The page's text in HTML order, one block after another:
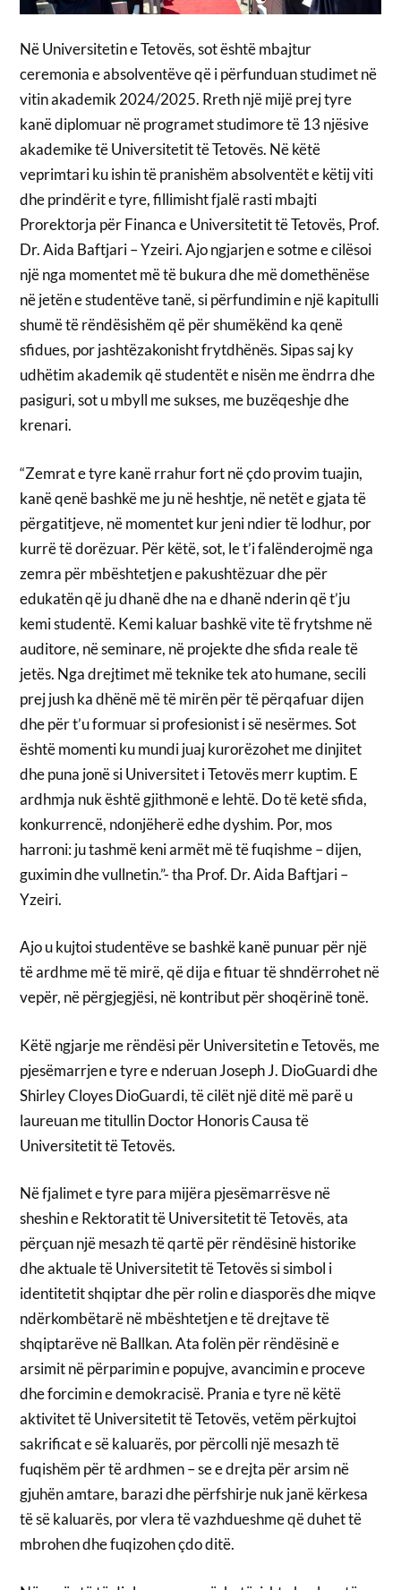
Në Universitetin e Tetovës, sot është mbajtur
ceremonia e absolventëve që i përfunduan studimet në
vitin akademik 2024/2025. Rreth një mijë prej tyre
kanë diplomuar në programet studimore të 13 njësive
akademike të Universitetit të Tetovës. Në këtë
veprimtari ku ishin të pranishëm absolventët e këtij viti
dhe prindërit e tyre, fillimisht fjalë rasti mbajti
Prorektorja për Financa e Universitetit të Tetovës, Prof.
Dr. Aida Baftjari – Yzeiri. Ajo ngjarjen e sotme e cilësoi
një nga momentet më të bukura dhe më domethënëse
në jetën e studentëve tanë, si përfundimin e një kapitulli
shumë të rëndësishëm që për shumëkënd ka qenë
sfidues, por jashtëzakonisht frytdhënës. Sipas saj ky
udhëtim akademik që studentët e nisën me ëndrra dhe
pasiguri, sot u mbyll me sukses, me buzëqeshje dhe
krenari.
“Zemrat e tyre kanë rrahur fort në çdo provim tuajin,
kanë qenë bashkë me ju në heshtje, në netët e gjata të
përgatitjeve, në momentet kur jeni ndier të lodhur, por
kurrë të dorëzuar. Për këtë, sot, le t’i falënderojmë nga
zemra për mbështetjen e pakushtëzuar dhe për
edukatën që ju dhanë dhe na e dhanë nderin që t’ju
kemi studentë. Kemi kaluar bashkë vite të frytshme në
auditore, në seminare, në projekte dhe sfida reale të
jetës. Nga drejtimet më teknike tek ato humane, secili
prej jush ka dhënë më të mirën për të përqafuar dijen
dhe për t’u formuar si profesionist i së nesërmes. Sot
është momenti ku mundi juaj kurorëzohet me dinjitet
dhe puna jonë si Universitet i Tetovës merr kuptim. E
ardhmja nuk është gjithmonë e lehtë. Do të ketë sfida,
konkurrencë, ndonjëherë edhe dyshim. Por, mos
harroni: ju tashmë keni armët më të fuqishme – dijen,
guximin dhe vullnetin.”- tha Prof. Dr. Aida Baftjari –
Yzeiri.
Ajo u kujtoi studentëve se bashkë kanë punuar për një
të ardhme më të mirë, që dija e fituar të shndërrohet në
vepër, në përgjegjësi, në kontribut për shoqërinë tonë.
Këtë ngjarje me rëndësi për Universitetin e Tetovës, me
pjesëmarrjen e tyre e nderuan Joseph J. DioGuardi dhe
Shirley Cloyes DioGuardi, të cilët një ditë më parë u
laureuan me titullin Doctor Honoris Causa të
Universitetit të Tetovës.
Në fjalimet e tyre para mijëra pjesëmarrësve në
sheshin e Rektoratit të Universitetit të Tetovës, ata
përçuan një mesazh të qartë për rëndësinë historike
dhe aktuale të Universitetit të Tetovës si simbol i
identitetit shqiptar dhe për rolin e diasporës dhe miqve
ndërkombëtarë në mbështetjen e të drejtave të
shqiptarëve në Ballkan. Ata folën për rëndësinë e
arsimit në përparimin e popujve, avancimin e proceve
dhe forcimin e demokracisë. Prania e tyre në këtë
aktivitet të Universitetit të Tetovës, vetëm përkujtoi
sakrificat e së kaluarës, por përcolli një mesazh të
fuqishëm për të ardhmen – se e drejta për arsim në
gjuhën amtare, barazi dhe përfshirje nuk janë kërkesa
të së kaluarës, por vlera të vazhdueshme që duhet të
mbrohen dhe fuqizohen çdo ditë.